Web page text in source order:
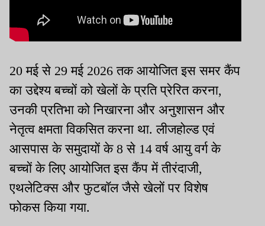
20 मई से 29 मई 2026 तक आयोजित इस समर कैंप
का उद्देश्य बच्चों को खेलों के प्रति प्रेरित करना,
उनकी प्रतिभा को निखारना और अनुशासन और
नेतृत्व क्षमता विकसित करना था. लीजहोल्ड एवं
आसपास के समुदायों के 8 से 14 वर्ष आयु वर्ग के
बच्चों के लिए आयोजित इस कैंप में तीरंदाजी,
एथलेटिक्स और फुटबॉल जैसे खेलों पर विशेष
फोकस किया गया.